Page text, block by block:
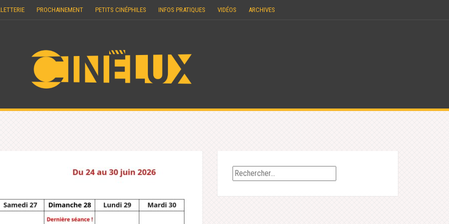
PROCHAINEMENT PETITS CINÉPHILES INFOS PRATIQUES VIDÉOS ARCHIVES
Rechercher :